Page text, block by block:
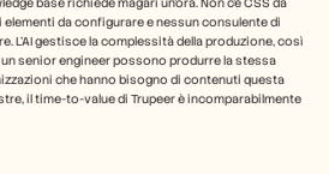
da configurare e nessun consulente di
L'AI gestisce la complessità della produzione, così
senior engineer possono produrre la stessa
che hanno bisogno di contenuti questa
il time-to-value di Trupeer è incomparabilmente